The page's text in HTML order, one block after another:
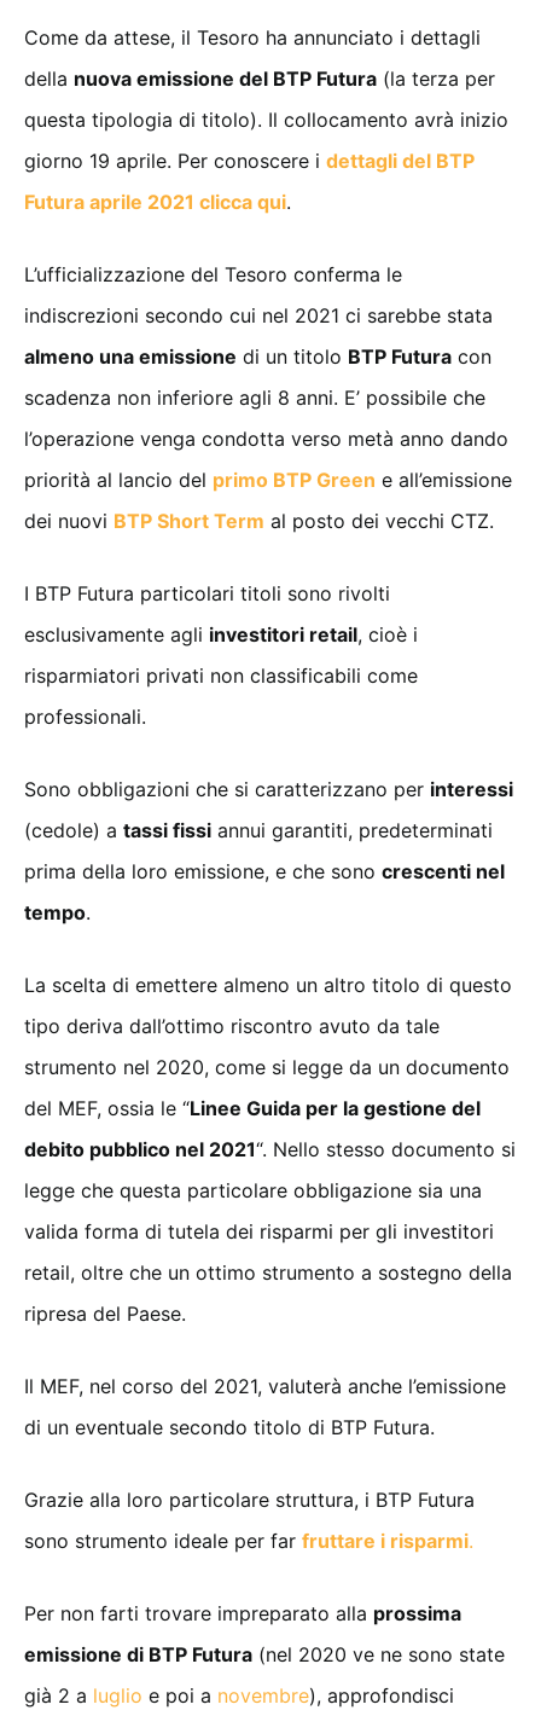
Come da attese, il Tesoro ha annunciato i dettagli
della nuova emissione del BTP Futura (la terza per
questa tipologia di titolo). Il collocamento avrà inizio
giorno 19 aprile. Per conoscere i dettagli del BTP
Futura aprile 2021 clicca qui.
L’ufficializzazione del Tesoro conferma le
indiscrezioni secondo cui nel 2021 ci sarebbe stata
almeno una emissione di un titolo BTP Futura con
scadenza non inferiore agli 8 anni. E’ possibile che
l’operazione venga condotta verso metà anno dando
priorità al lancio del primo BTP Green e all’emissione
dei nuovi BTP Short Term al posto dei vecchi CTZ.
I BTP Futura particolari titoli sono rivolti
esclusivamente agli investitori retail, cioè i
risparmiatori privati non classificabili come
professionali.
Sono obbligazioni che si caratterizzano per interessi
(cedole) a tassi fissi annui garantiti, predeterminati
prima della loro emissione, e che sono crescenti nel
tempo.
La scelta di emettere almeno un altro titolo di questo
tipo deriva dall’ottimo riscontro avuto da tale
strumento nel 2020, come si legge da un documento
del MEF, ossia le “Linee Guida per la gestione del
debito pubblico nel 2021“. Nello stesso documento si
legge che questa particolare obbligazione sia una
valida forma di tutela dei risparmi per gli investitori
retail, oltre che un ottimo strumento a sostegno della
ripresa del Paese.
Il MEF, nel corso del 2021, valuterà anche l’emissione
di un eventuale secondo titolo di BTP Futura.
Grazie alla loro particolare struttura, i BTP Futura
sono strumento ideale per far fruttare i risparmi.
Per non farti trovare impreparato alla prossima
emissione di BTP Futura (nel 2020 ve ne sono state
già 2 a luglio e poi a novembre), approfondisci